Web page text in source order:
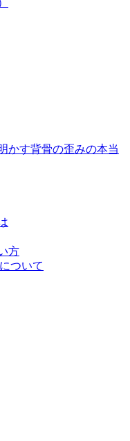
かす背骨の歪みの本当
方
ついて